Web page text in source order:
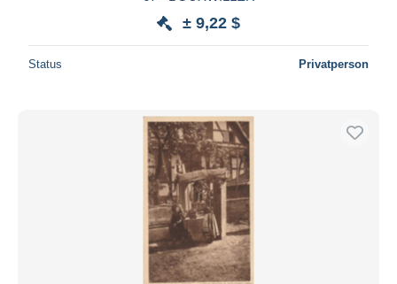
± 9,22 $
Status Privatperson